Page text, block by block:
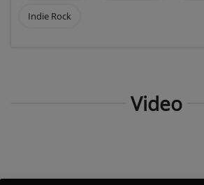
Indie Rock
Video